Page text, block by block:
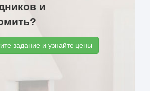
и
задание и узнайте цены